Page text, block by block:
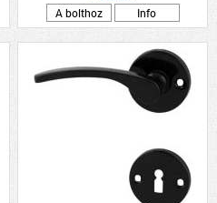
A bolthoz
Info